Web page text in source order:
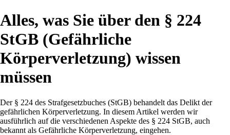
Alles, was Sie über den § 224
StGB (Gefährliche
Körperverletzung) wissen
müssen
Der § 224 des Strafgesetzbuches (StGB) behandelt das Delikt der
gefährlichen Körperverletzung. In diesem Artikel werden wir
ausführlich auf die verschiedenen Aspekte des § 224 StGB, auch
bekannt als Gefährliche Körperverletzung, eingehen.